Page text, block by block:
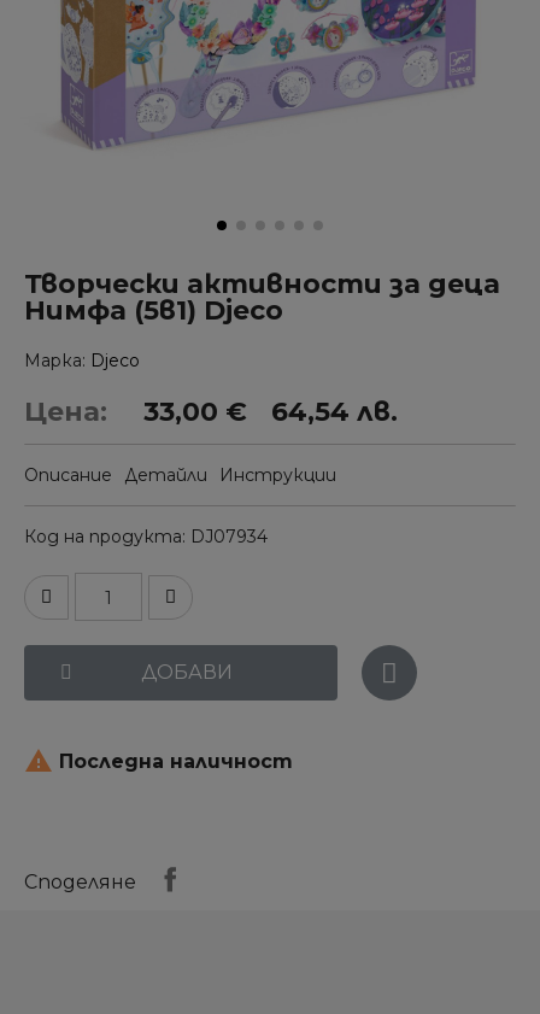
Творчески активности за деца
Нимфа (5в1) Djeco
Марка Djeco
Цена: 33,00 € 64,54 лв.
Описание Детайли Инструкции
Код на продукта DJ07934
ДОБАВИ
 Последна наличност
Споделяне